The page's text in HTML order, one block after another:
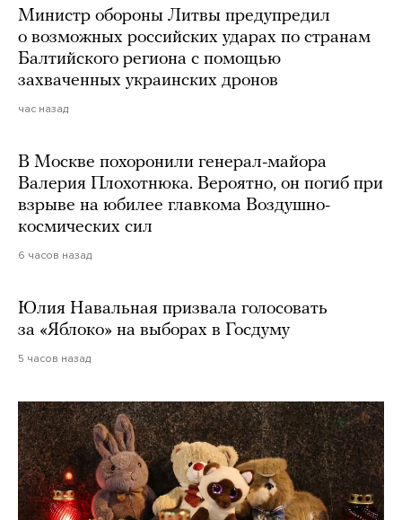
Министр обороны Литвы предупредил
о возможных российских ударах по странам
Балтийского региона с помощью
захваченных украинских дронов
час назад
В Москве похоронили генерал-майора
Валерия Плохотнюка. Вероятно, он погиб при
взрыве на юбилее главкома Воздушно-
космических сил
6 часов назад
Юлия Навальная призвала голосовать
за «Яблоко» на выборах в Госдуму
5 часов назад